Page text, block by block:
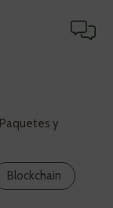
y
Blockchain